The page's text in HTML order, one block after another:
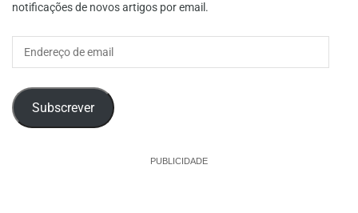
notificações de novos artigos por email.
Subscrever
PUBLICIDADE